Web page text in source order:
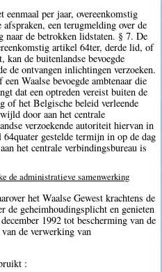
eenmaal per jaar, overeenkomstig
een terugmelding over de
de betrokken lidstaten. § 7. De
artikel 64ter, derde lid, of
de buitenlandse bevoegde
de ontvangen inlichtingen verzoeken.
Waalse bevoegde ambtenaar die
dat een optreden vereist buiten de
of het Belgische beleid verleende
door aan het centrale
verzoekende autoriteit hiervan in
gestelde termijn in op de dag
het centrale verbindingsbureau is
de administratieve samenwerking
het Waalse Gewest krachtens de
de geheimhoudingsplicht en genieten
1992 tot bescherming van de
de verwerking van
: